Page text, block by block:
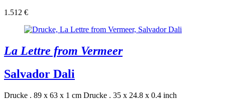
1.512 €
La Lettre from Vermeer
Salvador Dali
Drucke . 89 x 63 x 1 cm Drucke . 35 x 24.8 x 0.4 inch